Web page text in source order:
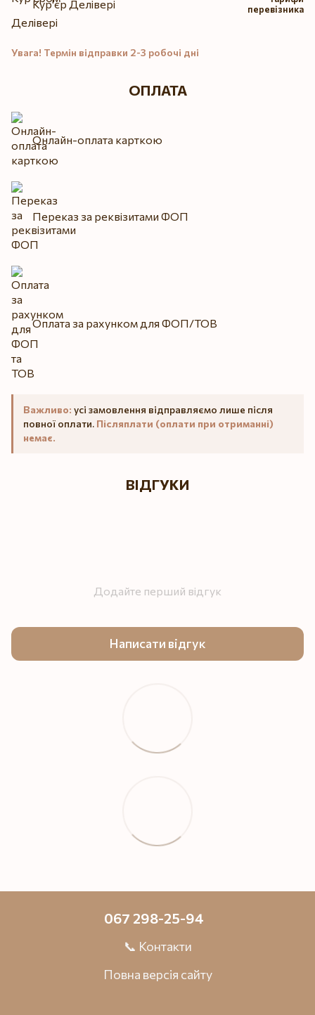
Кур'єр Делівері
перевізника
Увага! Термін відправки 2-3 робочі дні
ОПЛАТА
Онлайн-оплата карткою
Переказ за реквізитами ФОП
Оплата за рахунком для ФОП/ТОВ
Важливо: усі замовлення відправляємо лише після
повної оплати. Післяплати (оплати при отриманні)
немає.
ВІДГУКИ
Додайте перший відгук
Написати відгук
067 298-25-94
📞 Контакти
Повна версія сайту